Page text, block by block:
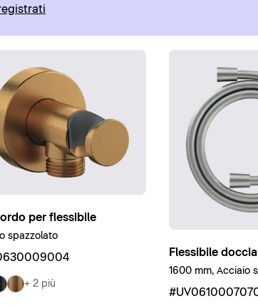
per flessibile
spazzolato
+ 2 più
Flessibile doccia
1600 mm, Acciaio